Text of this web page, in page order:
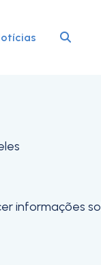
e acesso
informações